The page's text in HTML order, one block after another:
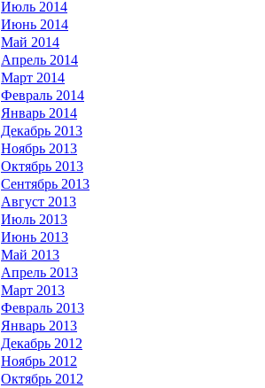
Июль 2014
Июнь 2014
Май 2014
Апрель 2014
Март 2014
Февраль 2014
Январь 2014
Декабрь 2013
Ноябрь 2013
Октябрь 2013
Сентябрь 2013
Август 2013
Июль 2013
Июнь 2013
Май 2013
Апрель 2013
Март 2013
Февраль 2013
Январь 2013
Декабрь 2012
Ноябрь 2012
Октябрь 2012